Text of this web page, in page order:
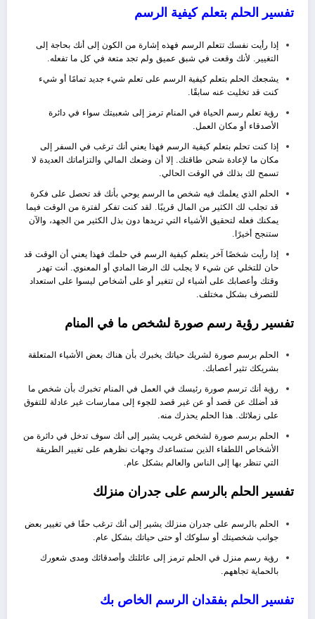
تفسير الحلم بتعلم كيفية الرسم
إذا رأيت نفسك تتعلم الرسم فهذه إشارة من الكون إلى أنك بحاجة إلى
التغيير. لأنك وقعت في شبق عميق ولم تجد متعة في كل ما تفعله.
يشجعك الحلم بتعلم كيفية الرسم على تعلم شيء جديد تمامًا أو شيء
كنت قد تخليت عنه سابقًا.
رؤية تعلم رسم الحياة في المنام ترمز إلى شعبيتك سواء في دائرة
الأصدقاء أو مكان العمل.
إذا كنت تحلم بتعلم كيفية الرسم فهذا يعني أنك ترغب في السفر إلى
مكان ما لإعادة شحن طاقتك. إلا أن وضعك المالي والتزاماتك العديدة لا
تسمح لك بذلك في الوقت الحالي.
الحلم الذي يعلمك فيه شخص ما الرسم يوحي بأنك قد تحصل على فكرة
قد تجلب لك الكثير من المال قريبًا. لقد كنت تفكر لفترة من الوقت فيما
يمكنك فعله لتحقيق الأشياء التي تريدها دون بذل الكثير من الجهد، والآن
ستنجح أخيرًا.
إذا رأيت شخصًا آخر يتعلم كيفية الرسم في حلمك فهذا يعني أن الوقت قد
حان للتخلي عن شيء لا يجلب لك الرضا المادي أو المعنوي. أنت تهدر
وقتك وأعصابك على أشياء لن تتغير أو على أشخاص ليسوا على استعداد
للتصرف بشكل مختلف.
تفسير رؤية رسم صورة لشخص ما في المنام
الحلم برسم صورة لشريك حياتك يخبرك بأن هناك بعض الأشياء المتعلقة
بشريكك تثير أعصابك.
رؤية أنك ترسم صورة رئيسك في العمل في المنام تخبرك بأن شخص ما
قد أضلك عن قصد أو عن غير قصد للجوء إلى ممارسات غير عادلة للتفوق
على زملائك. هذا الحلم يحذرك منه.
الحلم برسم صورة لشخص غريب يشير إلى أنك سوف تدخل في دائرة من
الأشخاص اللطفاء الذين ستساعدك وجهات نظرهم على تغيير الطريقة
التي تنظر بها إلى الناس والعالم بشكل عام.
تفسير الحلم بالرسم على جدران منزلك
الحلم بالرسم على جدران منزلك يشير إلى أنك ترغب حقًا في تغيير بعض
جوانب شخصيتك أو سلوكك أو حتى حياتك بشكل عام.
رؤية رسم منزل في الحلم ترمز إلى عائلتك وأصدقائك ومدى شعورك
بالحماية تجاههم.
تفسير الحلم بفقدان الرسم الخاص بك